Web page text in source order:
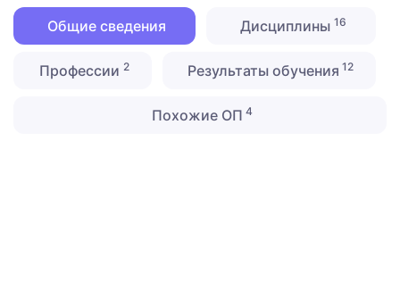
Общие сведения Дисциплины 16
Профессии 2 Результаты обучения 12
Похожие ОП 4